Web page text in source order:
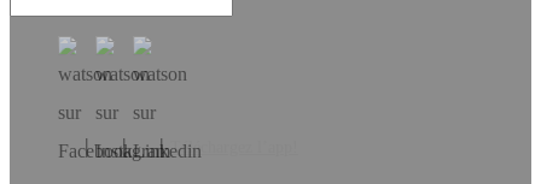
Téléchargez l’app!